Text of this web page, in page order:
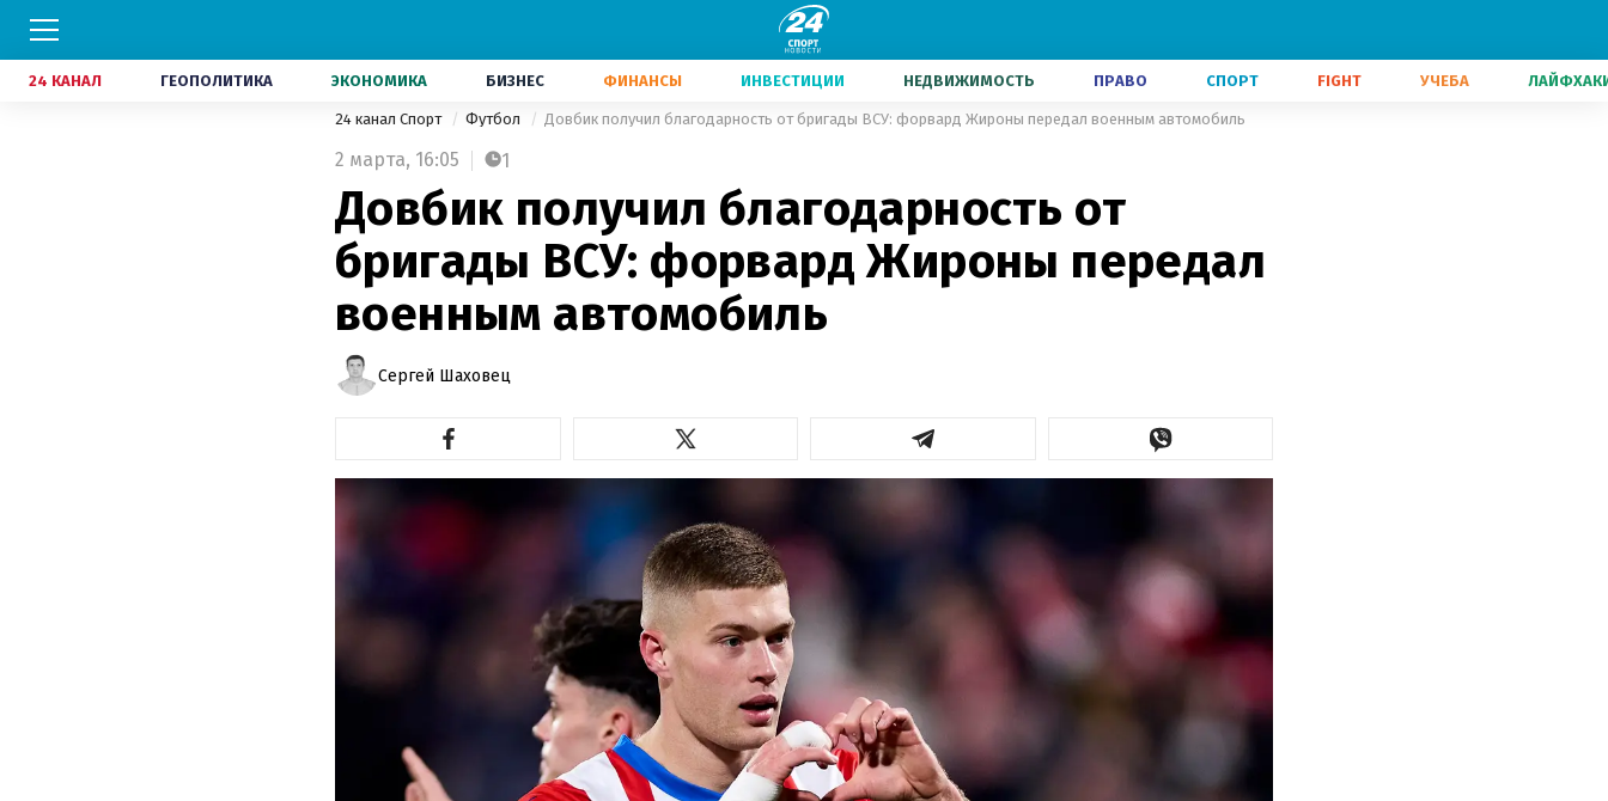
24 КАНАЛ ГЕОПОЛИТИКА ЭКОНОМИКА БИЗНЕС ФИНАНСЫ ИНВЕСТИЦИИ НЕДВИЖИМОСТЬ ПРАВО СПОРТ FIGHT УЧЕБА
24 канал Спорт Футбол Довбик получил благодарность от бригады ВСУ: форвард Жироны передал военным автомобиль
2 марта, 16:05 1
Довбик получил благодарность от
бригады ВСУ: форвард Жироны передал
военным автомобиль
Сергей Шаховец